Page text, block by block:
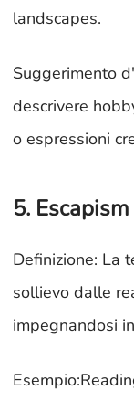
landscapes.
Suggerimento
descrivere
o espressioni
5. Escapism
Definizione: La
sollievo dalle
impegnandosi